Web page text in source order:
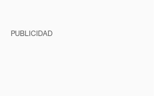
PUBLICIDAD